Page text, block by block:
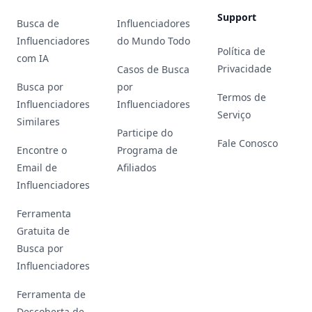
Busca de
Influenciadores
com IA
Busca por
Influenciadores
Similares
Encontre o
Email de
Influenciadores
Ferramenta
Gratuita de
Busca por
Influenciadores
Ferramenta de
Influenciadores
do Mundo Todo
Casos de Busca
por
Influenciadores
Participe do
Programa de
Afiliados
Support
Política de
Privacidade
Termos de
Serviço
Fale Conosco